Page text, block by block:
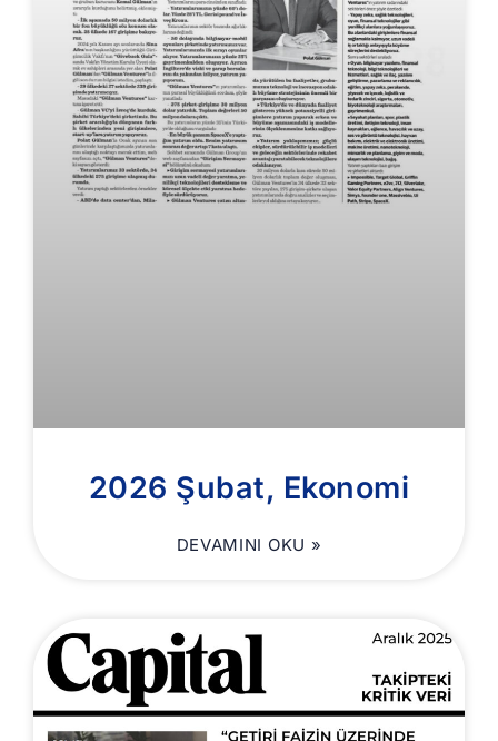
2026 Şubat, Ekonomi
DEVAMINI OKU »